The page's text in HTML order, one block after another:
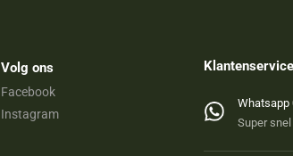
Volg ons
Facebook
Instagram
Klantenservice
Whatsapp
Super